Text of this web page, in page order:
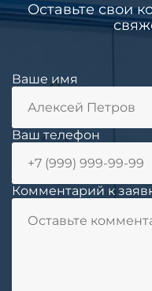
Оставьте свои
Ваше имя
Ваш телефон
Комментарий к